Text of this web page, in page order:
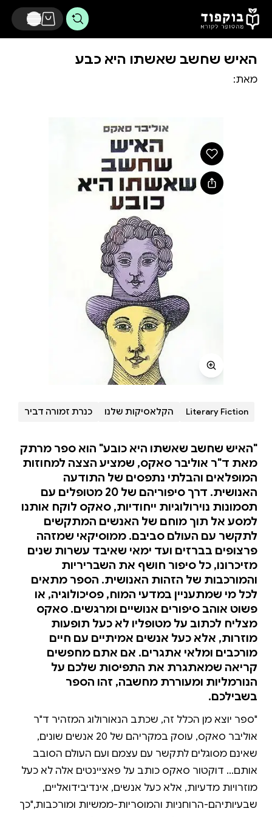
דלג לתוכן הראשי
האיש שחשב שאשתו היא כבע
מאת:
Literary Fiction הקלאסיקות שלנו כנרת זמורה דביר
"האיש שחשב שאשתו היא כובע" הוא ספר מרתק
מאת ד"ר אוליבר סאקס, שמציע הצצה למחוזות
המופלאים והבלתי נתפסים של התודעה
האנושית. דרך סיפוריהם של 20 מטופלים עם
תסמונות נוירולוגיות ייחודיות, סאקס לוקח אותנו
למסע אל תוך מוחם של האנשים המתקשים
לתקשר עם העולם סביבם. ממוסיקאי שמזהה
פרצופים בברזים ועד ימאי שאיבד עשרות שנים
מזיכרונו, כל סיפור חושף את השבריריות
והמורכבות של הזהות האנושית. הספר מתאים
לכל מי שמתעניין במדעי המוח, פסיכולוגיה, או
פשוט אוהב סיפורים אנושיים ומרגשים. סאקס
מצליח לכתוב על מטופליו לא כעל תופעות
מוזרות, אלא כעל אנשים אמיתיים עם חיים
מורכבים ומלאי אתגרים. אם אתם מחפשים
קריאה שמאתגרת את התפיסות שלכם על
הנורמליות ומעוררת מחשבה, זהו הספר
בשבילכם.
"ספר יוצא מן הכלל זה, שכתב הנאורולוג המזהיר ד"ר
אוליבר סאקס, עוסק במקריהם של 20 אנשים שונים,
שאינם מסוגלים לתקשר עם עצמם ועם העולם הסובב
אותם... דוקטור סאקס כותב על פאציינטים אלה לא כעל
מוזרויות מדעיות, אלא כעל אנשים, אינדיבידואליים,
שבעיותיהם-הרוחניות והמוסריות-ממשיות ומורכבות,"כך